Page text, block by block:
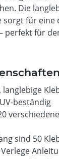
Die
sorgt für eine
perfekt für
beständig
sind 50
Verlege